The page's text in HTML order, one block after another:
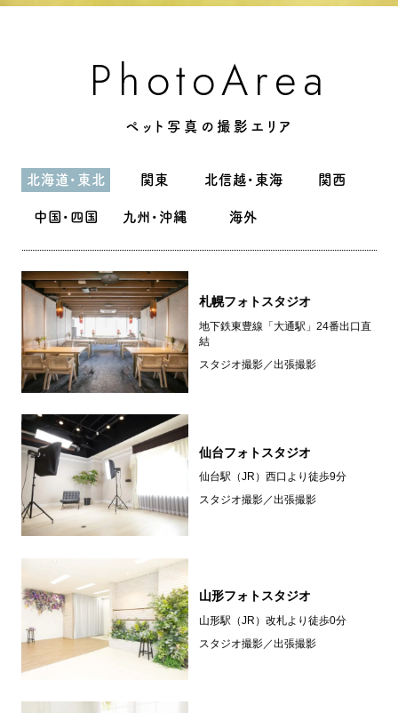
PhotoArea
ペット写真の撮影エリア
北海道・東北 関東 北信越・東海 関西
中国・四国 九州・沖縄 海外
札幌フォトスタジオ
地下鉄東豊線「大通駅」24番出口直
結
スタジオ撮影／出張撮影
仙台フォトスタジオ
仙台駅（JR）西口より徒歩9分
スタジオ撮影／出張撮影
山形フォトスタジオ
山形駅（JR）改札より徒歩0分
スタジオ撮影／出張撮影